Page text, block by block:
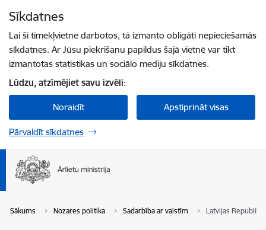
Sīkdatnes
Lai šī tīmekļvietne darbotos, tā izmanto obligāti nepieciešamās
sīkdatnes. Ar Jūsu piekrišanu papildus šajā vietnē var tikt
izmantotas statistikas un sociālo mediju sīkdatnes.
Lūdzu, atzīmējiet savu izvēli:
Noraidīt Apstiprināt visas
Pārvaldīt sīkdatnes
Sākums Nozares politika Sadarbība ar valstīm Latvijas